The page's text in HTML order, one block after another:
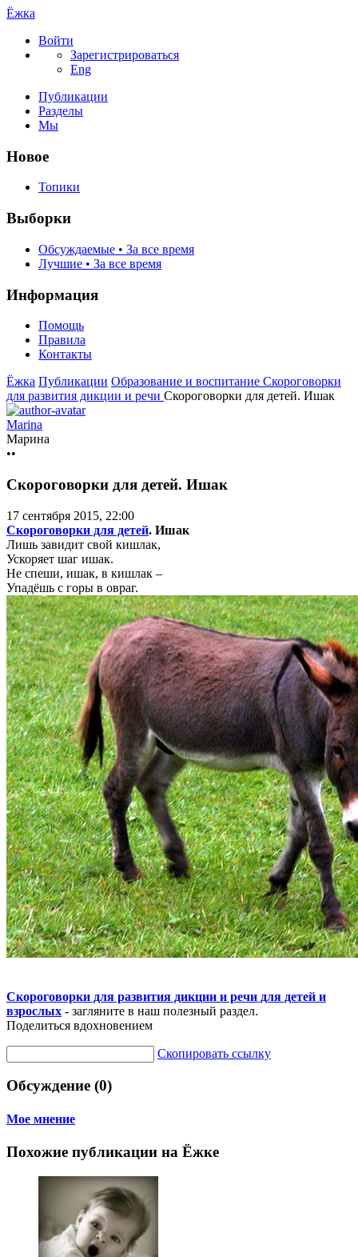
Ёжка
Войти
Зарегистрироваться
Eng
Публикации
Разделы
Мы
Новое
Топики
Выборки
Обсуждаемые • За все время
Лучшие • За все время
Информация
Помощь
Правила
Контакты
Ёжка Публикации Образование и воспитание Скороговорки
для развития дикции и речи Скороговорки для детей. Ишак
Marina
Марина
••
Скороговорки для детей. Ишак
17 сентября 2015, 22:00
Скороговорки для детей. Ишак
Лишь завидит свой кишлак,
Ускоряет шаг ишак.
Не спеши, ишак, в кишлак –
Упадёшь с горы в овраг.
Скороговорки для развития дикции и речи для детей и
взрослых - загляните в наш полезный раздел.
Поделиться вдохновением
Скопировать ссылку
Обсуждение (0)
Мое мнение
Похожие публикации на Ёжке